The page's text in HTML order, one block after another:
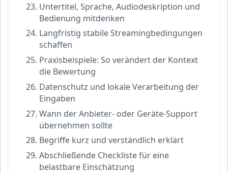
Untertitel, Sprache, Audiodeskription und
Bedienung mitdenken
Langfristig stabile Streamingbedingungen
schaffen
Praxisbeispiele: So verändert der Kontext
die Bewertung
Datenschutz und lokale Verarbeitung der
Eingaben
Wann der Anbieter- oder Geräte-Support
übernehmen sollte
Begriffe kurz und verständlich erklärt
Abschließende Checkliste für eine
belastbare Einschätzung